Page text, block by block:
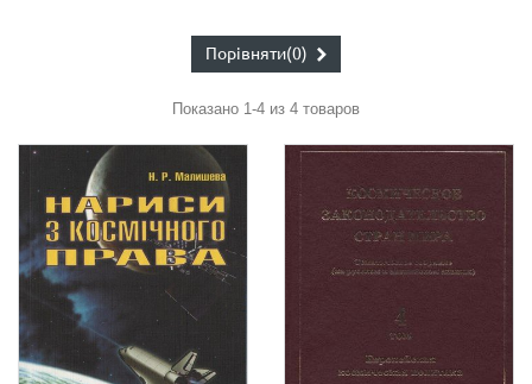
Показано 1-4 из 4 товаров
Порівняти(0)